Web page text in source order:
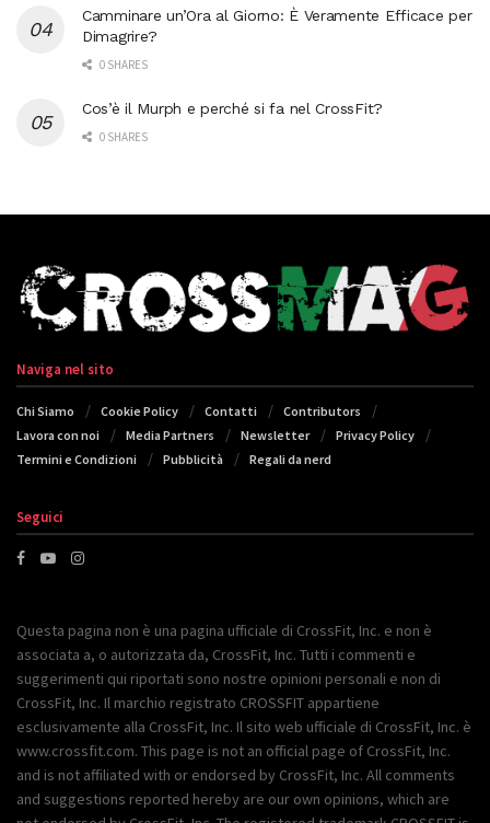
Camminare un’Ora al Giorno: È Veramente Efficace per
Dimagrire?
0 SHARES
Cos’è il Murph e perché si fa nel CrossFit?
0 SHARES
Naviga nel sito
Chi Siamo Cookie Policy Contatti
Contributors
Lavora con noi
Media Partners Newsletter
Privacy Policy
Termini e Condizioni
Pubblicità Regali da nerd
Seguici
Questa pagina non è una pagina ufficiale di CrossFit, Inc. e non è
associata a, o autorizzata da, CrossFit, Inc. Tutti i commenti e
suggerimenti qui riportati sono nostre opinioni personali e non di
CrossFit, Inc. Il marchio registrato CROSSFIT appartiene
esclusivamente alla CrossFit, Inc. Il sito web ufficiale di CrossFit, Inc. è
www.crossfit.com. This page is not an official page of CrossFit, Inc.
and is not affiliated with or endorsed by CrossFit, Inc. All comments
and suggestions reported hereby are our own opinions, which are